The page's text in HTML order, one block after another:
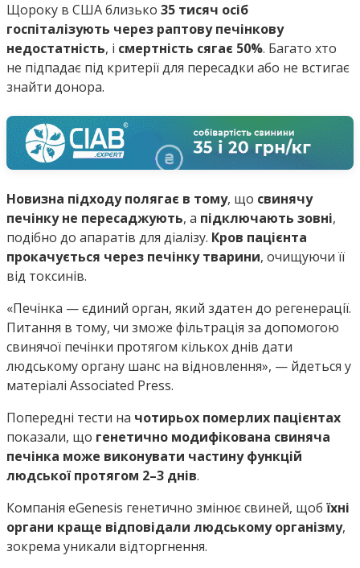
Щороку в США близько 35 тисяч осіб
госпіталізують через раптову печінкову
недостатність, і смертність сягає 50%. Багато хто
не підпадає під критерії для пересадки або не встигає
знайти донора.
Новизна підходу полягає в тому, що свинячу
печінку не пересаджують, а підключають зовні,
подібно до апаратів для діалізу. Кров пацієнта
прокачується через печінку тварини, очищуючи її
від токсинів.
«Печінка — єдиний орган, який здатен до регенерації.
Питання в тому, чи зможе фільтрація за допомогою
свинячої печінки протягом кількох днів дати
людському органу шанс на відновлення», — йдеться у
матеріалі Associated Press.
Попередні тести на чотирьох померлих пацієнтах
показали, що генетично модифікована свиняча
печінка може виконувати частину функцій
людської протягом 2–3 днів.
Компанія eGenesis генетично змінює свиней, щоб їхні
органи краще відповідали людському організму,
зокрема уникали відторгнення.